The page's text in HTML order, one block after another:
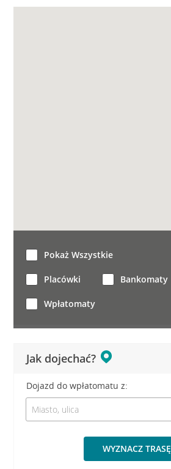
Jak dojechać?
Dojazd do wpłatomatu z:
WYZNACZ TRASĘ
Pokaż Wszystkie
Placówki Bankomaty
Wpłatomaty